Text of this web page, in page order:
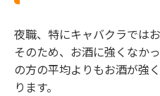
夜職、特にキャバクラでは
そのため、お酒に強くなか
の方の平均よりもお酒が強
ります。